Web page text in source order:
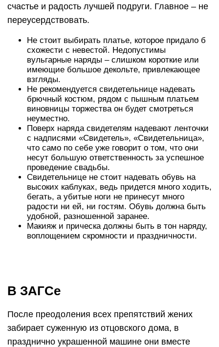
счастье и радость лучшей подруги. Главное – не
переусердствовать.
Не стоит выбирать платье, которое придало б
схожести с невестой. Недопустимы
вульгарные наряды – слишком короткие или
имеющие большое декольте, привлекающее
взгляды.
Не рекомендуется свидетельнице надевать
брючный костюм, рядом с пышным платьем
виновницы торжества он будет смотреться
неуместно.
Поверх наряда свидетелям надевают ленточки
с надписями «Свидетель», «Свидетельница»,
что само по себе уже говорит о том, что они
несут большую ответственность за успешное
проведение свадьбы.
Свидетельнице не стоит надевать обувь на
высоких каблуках, ведь придется много ходить,
бегать, а убитые ноги не принесут много
радости ни ей, ни гостям. Обувь должна быть
удобной, разношенной заранее.
Макияж и прическа должны быть в тон наряду,
воплощением скромности и праздничности.
В ЗАГСе
После преодоления всех препятствий жених
забирает суженную из отцовского дома, в
празднично украшенной машине они вместе